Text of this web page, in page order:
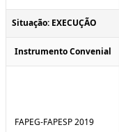
Situação: EXECUÇÃO
Instrumento Convenial
FAPEG-FAPESP 2019